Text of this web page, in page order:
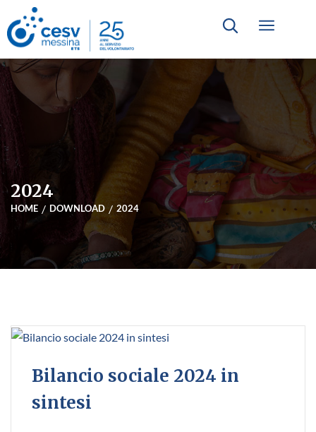
2024
HOME DOWNLOAD 2024
Bilancio sociale 2024 in
sintesi